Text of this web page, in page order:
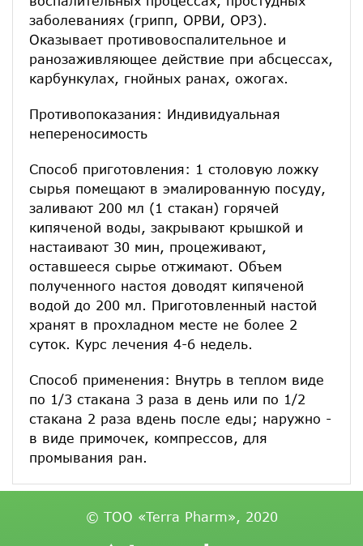
заболеваниях (грипп, ОРВИ, ОРЗ).
Оказывает противовоспалительное и
ранозаживляющее действие при абсцессах,
карбункулах, гнойных ранах, ожогах.
Противопоказания: Индивидуальная
непереносимость
Способ приготовления: 1 столовую ложку
сырья помещают в эмалированную посуду,
заливают 200 мл (1 стакан) горячей
кипяченой воды, закрывают крышкой и
настаивают 30 мин, процеживают,
оставшееся сырье отжимают. Объем
полученного настоя доводят кипяченой
водой до 200 мл. Приготовленный настой
хранят в прохладном месте не более 2
суток. Курс лечения 4-6 недель.
Способ применения: Внутрь в теплом виде
по 1/3 стакана 3 раза в день или по 1/2
стакана 2 раза вдень после еды; наружно -
в виде примочек, компрессов, для
промывания ран.
© ТОО «Terra Pharm», 2020